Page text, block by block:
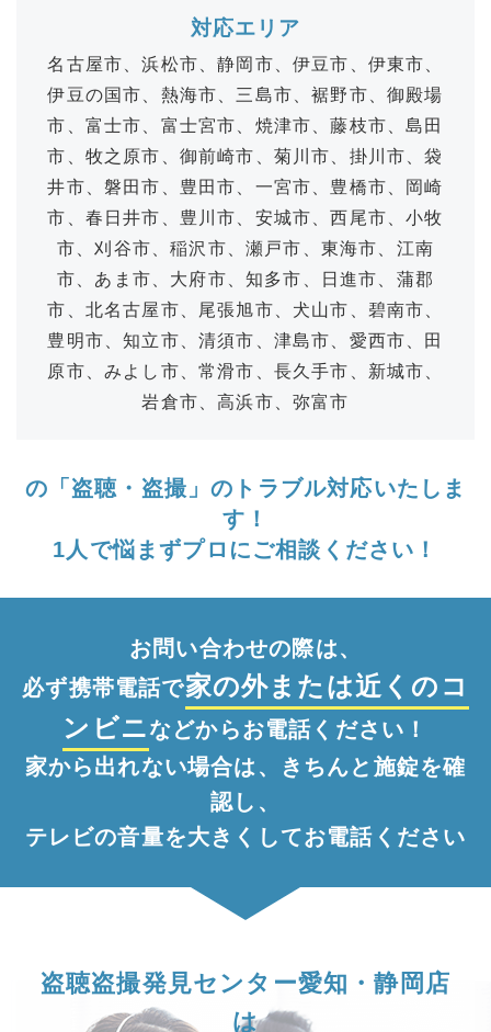
対応エリア
名古屋市、浜松市、静岡市、伊豆市、伊東市、
伊豆の国市、熱海市、三島市、裾野市、御殿場
市、富士市、富士宮市、焼津市、藤枝市、島田
市、牧之原市、御前崎市、菊川市、掛川市、袋
井市、磐田市、豊田市、一宮市、豊橋市、岡崎
市、春日井市、豊川市、安城市、西尾市、小牧
市、刈谷市、稲沢市、瀬戸市、東海市、江南
市、あま市、大府市、知多市、日進市、蒲郡
市、北名古屋市、尾張旭市、犬山市、碧南市、
豊明市、知立市、清須市、津島市、愛西市、田
原市、みよし市、常滑市、長久手市、新城市、
岩倉市、高浜市、弥富市
の「盗聴・盗撮」のトラブル対応いたしま
す！
1人で悩まずプロにご相談ください！
お問い合わせの際は、
必ず携帯電話で家の外または近くのコ
ンビニなどからお電話ください！
家から出れない場合は、きちんと施錠を確
認し、
テレビの音量を大きくしてお電話ください
盗聴盗撮発見センター愛知・静岡店
は